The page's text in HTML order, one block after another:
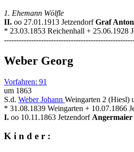
1. Ehemann Wölfle
II. oo 27.01.1913 JetzendorfGraf Anton
* 23.03.1853 Reichenhall + 25.06.1928
Weber Georg
Vorfahren: 91
um 1863
S.d. Weber Johann Weingarten 2 (Hiesl)
* 31.08.1839 Weingarten + 10.07.1866
I. oo 10.11.1863 Jetzendorf Angermaier
K i n d e r :